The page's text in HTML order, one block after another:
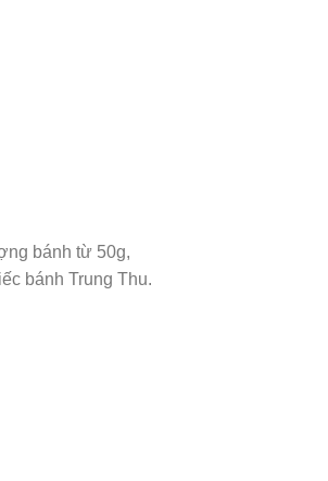
bánh từ 50g,
bánh Trung Thu.